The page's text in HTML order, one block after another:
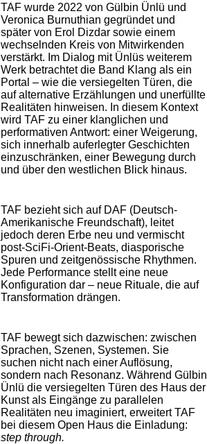
TAF wurde 2022 von Gülbin Ünlü und
Veronica Burnuthian gegründet und
später von Erol Dizdar sowie einem
wechselnden Kreis von Mitwirkenden
verstärkt. Im Dialog mit Ünlüs weiterem
Werk betrachtet die Band Klang als ein
Portal – wie die versiegelten Türen, die
auf alternative Erzählungen und unerfüllte
Realitäten hinweisen. In diesem Kontext
wird TAF zu einer klanglichen und
performativen Antwort: einer Weigerung,
sich innerhalb auferlegter Geschichten
einzuschränken, einer Bewegung durch
und über den westlichen Blick hinaus.
TAF bezieht sich auf DAF (Deutsch-
Amerikanische Freundschaft), leitet
jedoch deren Erbe neu und vermischt
post-SciFi-Orient-Beats, diasporische
Spuren und zeitgenössische Rhythmen.
Jede Performance stellt eine neue
Konfiguration dar – neue Rituale, die auf
Transformation drängen.
TAF bewegt sich dazwischen: zwischen
Sprachen, Szenen, Systemen. Sie
suchen nicht nach einer Auflösung,
sondern nach Resonanz. Während Gülbin
Ünlü die versiegelten Türen des Haus der
Kunst als Eingänge zu parallelen
Realitäten neu imaginiert, erweitert TAF
bei diesem Open Haus die Einladung:
step through.